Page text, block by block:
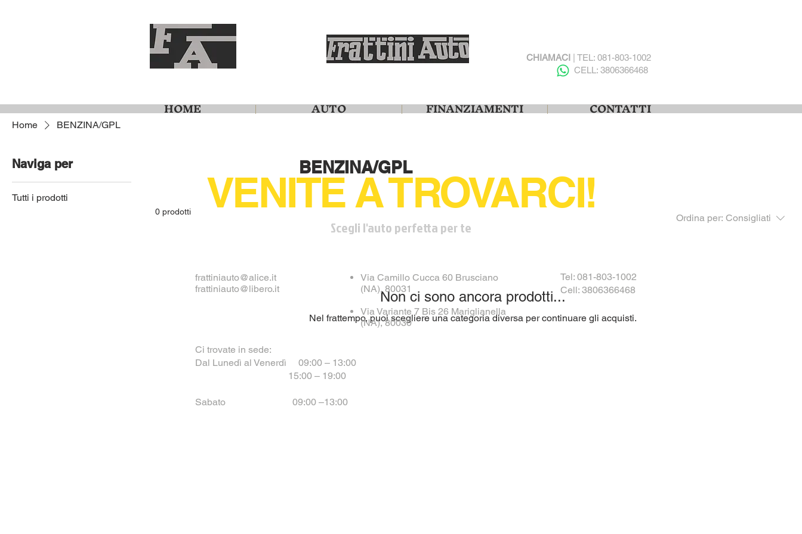
CHIAMACI | TEL: 081-803-1002
CELL: 3806366468
HOME AUTO FINANZIAMENTI CONTATTI
Home BENZINA/GPL
Naviga per
Tutti i prodotti
BENZINA/GPL
0 prodotti
Ordina per: Consigliati
Non ci sono ancora prodotti...
Nel frattempo, puoi scegliere una categoria diversa per continuare gli acquisti.
VENITE A TROVARCI!
Scegli l'auto perfetta per te
frattiniauto@alice.it
frattiniauto@libero.it
Via Camillo Cucca 60 Brusciano
(NA), 80031
Via Variante 7 Bis 26 Mariglianella
(NA), 80030
Tel: 081-803-1002
Cell: 3806366468
Ci trovate in sede:
Dal Lunedì al Venerdì 09:00 – 13:00
15:00 – 19:00
Sabato 09:00 –13:00